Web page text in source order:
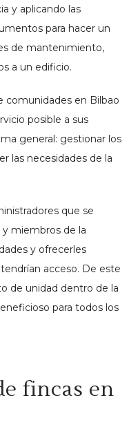
y aplicando las
para hacer un
de mantenimiento,
a un edificio.
comunidades en Bilbao
posible a sus
general: gestionar los
las necesidades de la
que se
miembros de la
y ofrecerles
acceso. De este
de unidad dentro de la
para todos los
fincas en